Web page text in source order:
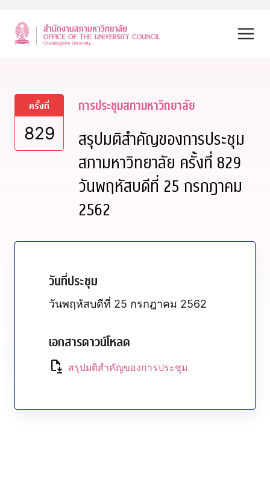
content
ครั้งที่
829
การประชุมสภามหาวิทยาลัย
สรุปมติสำคัญของการประชุม
สภามหาวิทยาลัย ครั้งที่ 829
วันพฤหัสบดีที่ 25 กรกฎาคม
2562
วันที่ประชุม
วันพฤหัสบดีที่ 25 กรกฎาคม 2562
เอกสารดาวน์โหลด
file_save สรุปมติสำคัญของการประชุม